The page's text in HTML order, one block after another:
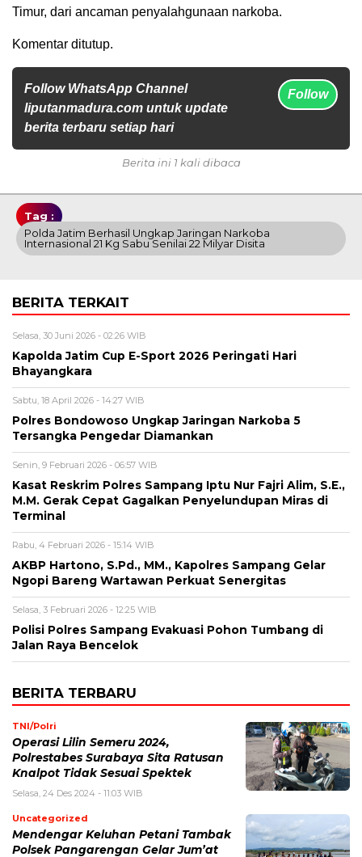
Timur, dari ancaman penyalahgunaan narkoba.
Komentar ditutup.
Follow WhatsApp Channel
liputanmadura.com untuk update
berita terbaru setiap hari
Follow
Berita ini 1 kali dibaca
Tag :
Polda Jatim Berhasil Ungkap Jaringan Narkoba
Internasional 21 Kg Sabu Senilai 22 Milyar Disita
BERITA TERKAIT
Selasa, 30 Juni 2026 - 02:26 WIB
Kapolda Jatim Cup E-Sport 2026 Peringati Hari
Bhayangkara
Sabtu, 18 April 2026 - 14:27 WIB
Polres Bondowoso Ungkap Jaringan Narkoba 5
Tersangka Pengedar Diamankan
Senin, 9 Februari 2026 - 06:57 WIB
Kasat Reskrim Polres Sampang Iptu Nur Fajri Alim, S.E.,
M.M. Gerak Cepat Gagalkan Penyelundupan Miras di
Terminal
Rabu, 4 Februari 2026 - 15:14 WIB
AKBP Hartono, S.Pd., MM., Kapolres Sampang Gelar
Ngopi Bareng Wartawan Perkuat Senergitas
Selasa, 3 Februari 2026 - 12:25 WIB
Polisi Polres Sampang Evakuasi Pohon Tumbang di
Jalan Raya Bencelok
BERITA TERBARU
TNI/Polri
Operasi Lilin Semeru 2024,
Polrestabes Surabaya Sita Ratusan
Knalpot Tidak Sesuai Spektek
Selasa, 24 Des 2024 - 11:03 WIB
Uncategorized
Mendengar Keluhan Petani Tambak
Polsek Pangarengan Gelar Jum’at